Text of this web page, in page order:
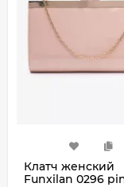
Клатч женский
Funxilan 0296